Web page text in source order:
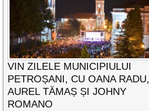
VIN ZILELE MUNICIPIULUI
PETROȘANI, CU OANA RADU,
AUREL TĂMAȘ ȘI JOHNY
ROMANO